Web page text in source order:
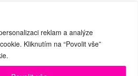
reklam a analýze
Kliknutím na “Povolit vše”